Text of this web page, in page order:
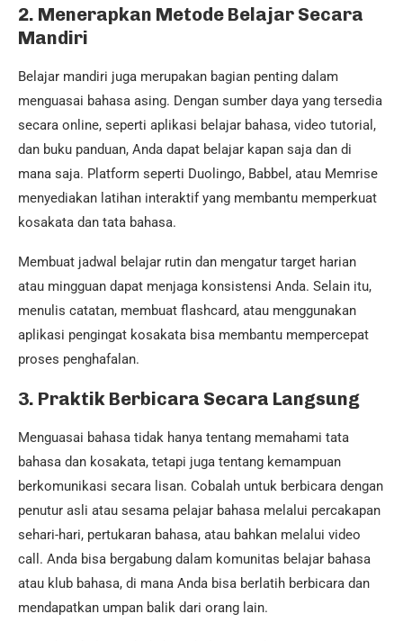
2. Menerapkan Metode Belajar Secara
Mandiri
Belajar mandiri juga merupakan bagian penting dalam
menguasai bahasa asing. Dengan sumber daya yang tersedia
secara online, seperti aplikasi belajar bahasa, video tutorial,
dan buku panduan, Anda dapat belajar kapan saja dan di
mana saja. Platform seperti Duolingo, Babbel, atau Memrise
menyediakan latihan interaktif yang membantu memperkuat
kosakata dan tata bahasa.
Membuat jadwal belajar rutin dan mengatur target harian
atau mingguan dapat menjaga konsistensi Anda. Selain itu,
menulis catatan, membuat flashcard, atau menggunakan
aplikasi pengingat kosakata bisa membantu mempercepat
proses penghafalan.
3. Praktik Berbicara Secara Langsung
Menguasai bahasa tidak hanya tentang memahami tata
bahasa dan kosakata, tetapi juga tentang kemampuan
berkomunikasi secara lisan. Cobalah untuk berbicara dengan
penutur asli atau sesama pelajar bahasa melalui percakapan
sehari-hari, pertukaran bahasa, atau bahkan melalui video
call. Anda bisa bergabung dalam komunitas belajar bahasa
atau klub bahasa, di mana Anda bisa berlatih berbicara dan
mendapatkan umpan balik dari orang lain.